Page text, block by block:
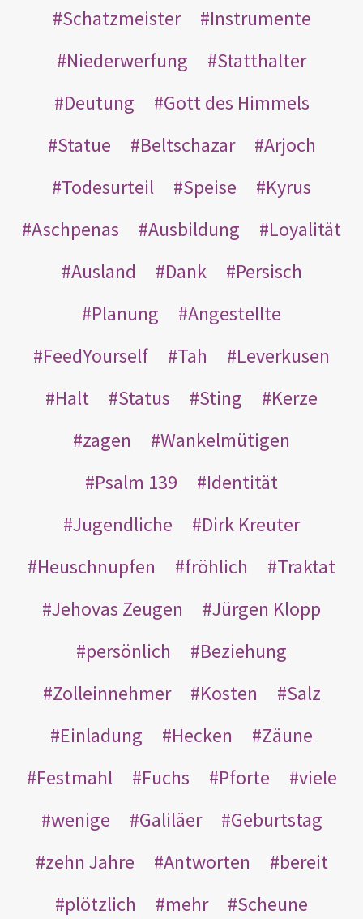
Schatzmeister
Instrumente
Niederwerfung
Statthalter
Deutung
Gott des Himmels
Statue
Beltschazar
Arjoch
Todesurteil
Speise
Kyrus
Aschpenas
Ausbildung
Loyalität
Ausland
Dank
Persisch
Planung
Angestellte
FeedYourself
Tah
Leverkusen
Halt
Status Sting
Kerze
zagen
Wankelmütigen
Psalm 139
Identität
Jugendliche
Dirk Kreuter
Heuschnupfen
fröhlich
Traktat
Jehovas Zeugen
Jürgen Klopp
persönlich
Beziehung
Zolleinnehmer
Kosten
Salz
Einladung
Hecken
Zäune
Festmahl
Fuchs Pforte
viele
wenige
Galiläer
Geburtstag
zehn Jahre
Antworten
bereit
plötzlich
mehr Scheune